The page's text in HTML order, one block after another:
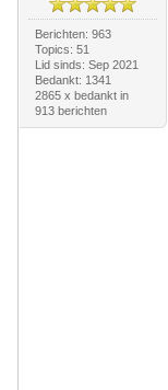
Berichten: 963
Topics: 51
Lid sinds: Sep 2021
Bedankt: 1341
2865 x bedankt in
913 berichten